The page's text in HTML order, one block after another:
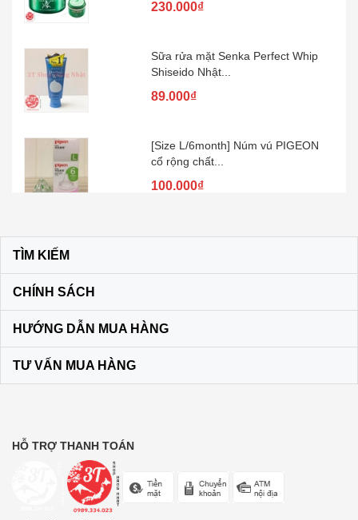
Sữa rửa mặt Senka Perfect Whip
Shiseido Nhật...
89.000₫
[Size L/6month] Núm vú PIGEON
cổ rộng chất...
100.000₫
màu vàng
Trà lúa non 44 gói Yamamoto
TÌM KIẾM
CHÍNH SÁCH
HƯỚNG DẪN MUA HÀNG
TƯ VẤN MUA HÀNG
HỖ TRỢ THANH TOÁN